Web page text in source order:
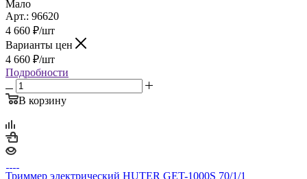
Мало
Арт.: 96620
4 660 ₽/шт
Варианты цен
4 660 ₽/шт
Подробности
В корзину
Триммер электрический HUTER GET-1000S 70/1/1